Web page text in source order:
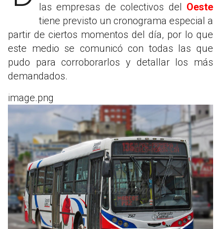
las empresas de colectivos del Oeste
tiene previsto un cronograma especial a
partir de ciertos momentos del día, por lo que
este medio se comunicó con todas las que
pudo para corroborarlos y detallar los más
demandados.
image.png